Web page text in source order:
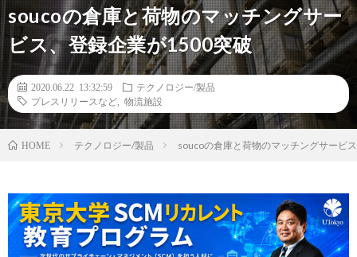
soucoの倉庫と荷物のマッチングサー
ビス、登録企業が1500突破
2020.06.22 13:32:59
テクノロジー/製品
プレスリリースなど
物流施設
HOME テクノロジー/製品 soucoの倉庫と荷物のマッチングサービ